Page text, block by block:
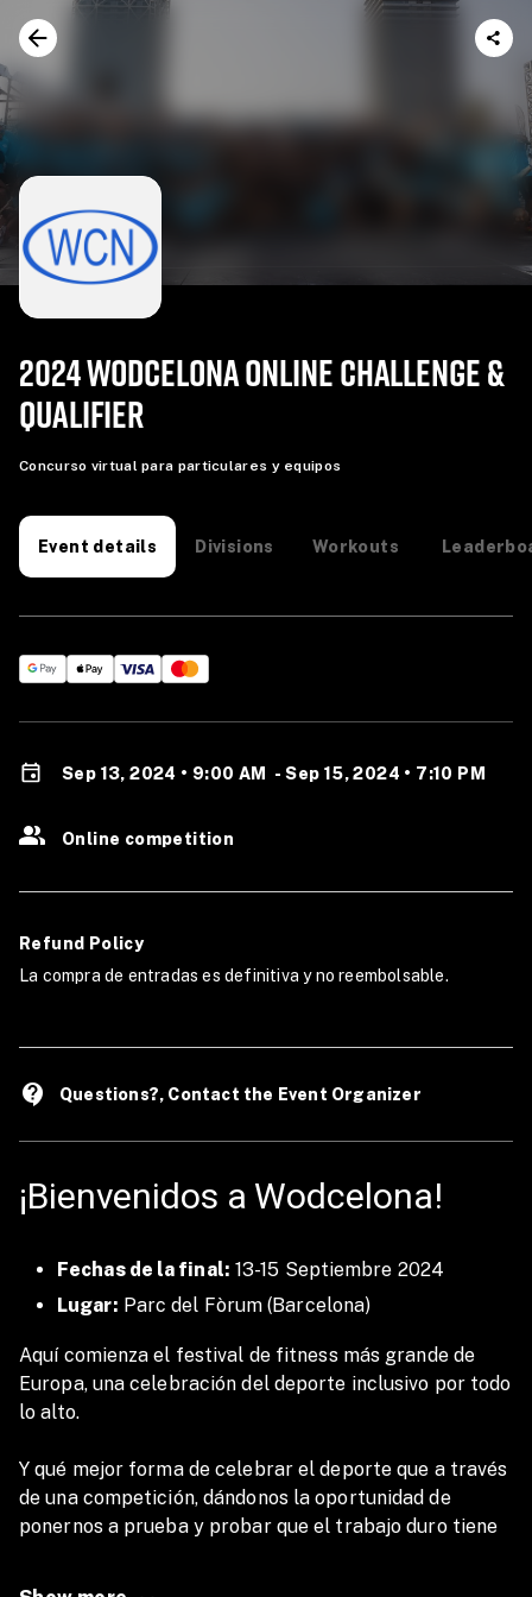
2024 WODCELONA ONLINE CHALLENGE &
QUALIFIER
Concurso virtual para particulares y equipos
Event details Divisions Workouts
¡Bienvenidos a Wodcelona!
Fechas de la final: 13-15 Septiembre 2024
Lugar: Parc del Fòrum (Barcelona)
Aquí comienza el festival de fitness más grande de
Europa, una celebración del deporte inclusivo por todo
lo alto.
Y qué mejor forma de celebrar el deporte que a través
de una competición, dándonos la oportunidad de
ponernos a prueba y probar que el trabajo duro tiene
Sep 13, 2024 • 9:00 AM - Sep 15, 2024 • 7:10 PM
Online competition
Refund Policy
La compra de entradas es definitiva y no reembolsable.
contact_support Questions?, Contact the Event Organizer